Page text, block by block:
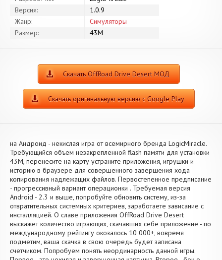
Версия:
1.0.9
Жанр:
Симуляторы
Размер:
43M
Скачать OffRoad Drive Desert МОД
Скачать оригинальную версию с Google Play
на Андроид - некислая игра от всемирного бренда LogicMiracle.
Требующийся объем незакрепленной flash памяти для установки
43M, перенесите на карту устраните приложения, игрушки и
историю в браузере для совершенного завершения хода
копирования надлежащих файлов. Первостепенное предписание
- прогрессивный вариант операционки . Требуемая версия
Android - 2.3 и выше, попробуйте обновить систему, из-за
отвратительных системных критериев, заработаете зависание с
инсталляцией. О славе приложения OffRoad Drive Desert
выскажет количество играющих, скачавших себе приложение - по
международному рейтингу окозалось 10 000+, вовремя
подметим, ваша скачка в свою очередь будет записана
счетчиком. Попробуем понять неординарность данной игры.